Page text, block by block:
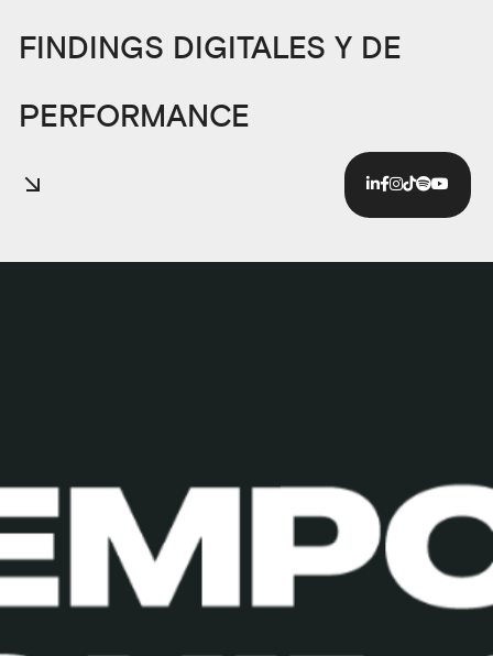
FINDINGS DIGITALES Y DE
PERFORMANCE